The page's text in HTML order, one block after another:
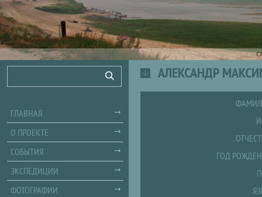
АЛЕКСАНДР
ГОД
Поиск
ГЛАВНАЯ
О ПРОЕКТЕ
СОБЫТИЯ
ЭКСПЕДИЦИИ
ФОТОГРАФИИ